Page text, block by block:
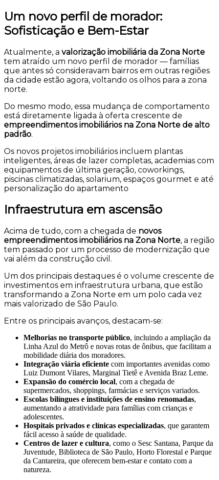
Um novo perfil de morador:
Sofisticação e Bem-Estar
Atualmente, a valorização imobiliária da Zona Norte
tem atraído um novo perfil de morador — famílias
que antes só consideravam bairros em outras regiões
da cidade estão agora, voltando os olhos para a zona
norte.
Do mesmo modo, essa mudança de comportamento
está diretamente ligada à oferta crescente de
empreendimentos imobiliários na Zona Norte de alto
padrão.
Os novos projetos imobiliários incluem plantas
inteligentes, áreas de lazer completas, academias com
equipamentos de última geração, coworkings,
piscinas climatizadas, solarium, espaços gourmet e até
personalização do apartamento
Infraestrutura em ascensão
Acima de tudo, com a chegada de novos
empreendimentos imobiliários na Zona Norte, a região
tem passado por um processo de modernização que
vai além da construção civil.
Um dos principais destaques é o volume crescente de
investimentos em infraestrutura urbana, que estão
transformando a Zona Norte em um polo cada vez
mais valorizado de São Paulo.
Entre os principais avanços, destacam-se:
Melhorias no transporte público, incluindo a ampliação da
Linha Azul do Metrô e novas rotas de ônibus, que facilitam a
mobilidade diária dos moradores.
Integração viária eficiente com importantes avenidas como
Luiz Dumont Vilares, Marginal Tietê e Avenida Braz Leme.
Expansão do comércio local, com a chegada de
supermercados, shoppings, farmácias e serviços variados.
Escolas bilíngues e instituições de ensino renomadas,
aumentando a atratividade para famílias com crianças e
adolescentes.
Hospitais privados e clínicas especializadas, que garantem
fácil acesso à saúde de qualidade.
Centros de lazer e cultura, como o Sesc Santana, Parque da
Juventude, Biblioteca de São Paulo, Horto Florestal e Parque
da Cantareira, que oferecem bem-estar e contato com a
natureza.